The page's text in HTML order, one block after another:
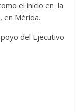
el inicio en la
en Mérida.
del Ejecutivo